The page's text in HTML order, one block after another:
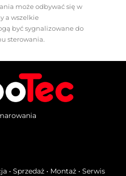
może odbywać się w
a wszelkie
być sygnalizowane do
sterowania.
• Sprzedaż • Montaż • Serwis